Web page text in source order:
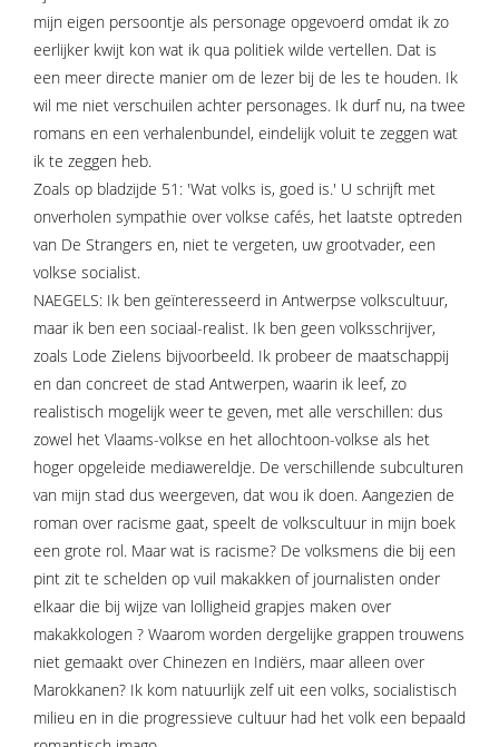
mijn eigen persoontje als personage opgevoerd omdat ik zo
eerlijker kwijt kon wat ik qua politiek wilde vertellen. Dat is
een meer directe manier om de lezer bij de les te houden. Ik
wil me niet verschuilen achter personages. Ik durf nu, na twee
romans en een verhalenbundel, eindelijk voluit te zeggen wat
ik te zeggen heb.
Zoals op bladzijde 51: 'Wat volks is, goed is.' U schrijft met
onverholen sympathie over volkse cafés, het laatste optreden
van De Strangers en, niet te vergeten, uw grootvader, een
volkse socialist.
NAEGELS: Ik ben geïnteresseerd in Antwerpse volkscultuur,
maar ik ben een sociaal-realist. Ik ben geen volksschrijver,
zoals Lode Zielens bijvoorbeeld. Ik probeer de maatschappij
en dan concreet de stad Antwerpen, waarin ik leef, zo
realistisch mogelijk weer te geven, met alle verschillen: dus
zowel het Vlaams-volkse en het allochtoon-volkse als het
hoger opgeleide mediawereldje. De verschillende subculturen
van mijn stad dus weergeven, dat wou ik doen. Aangezien de
roman over racisme gaat, speelt de volkscultuur in mijn boek
een grote rol. Maar wat is racisme? De volksmens die bij een
pint zit te schelden op vuil makakken of journalisten onder
elkaar die bij wijze van lolligheid grapjes maken over
makakkologen ? Waarom worden dergelijke grappen trouwens
niet gemaakt over Chinezen en Indiërs, maar alleen over
Marokkanen? Ik kom natuurlijk zelf uit een volks, socialistisch
milieu en in die progressieve cultuur had het volk een bepaald